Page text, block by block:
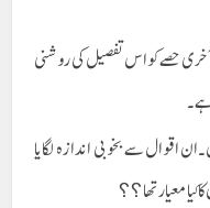
حصے کو اس تفصیل کی روشنی
اقوال سے بخوبی اندازہ لگایا
کیا معیار تھا؟؟